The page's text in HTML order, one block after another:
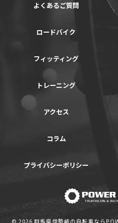
よくあるご質問
ロードバイク
フィッティング
トレーニング
アクセス
コラム
プライバシーポリシー
© 2026 群馬県伊勢崎の自転車なら